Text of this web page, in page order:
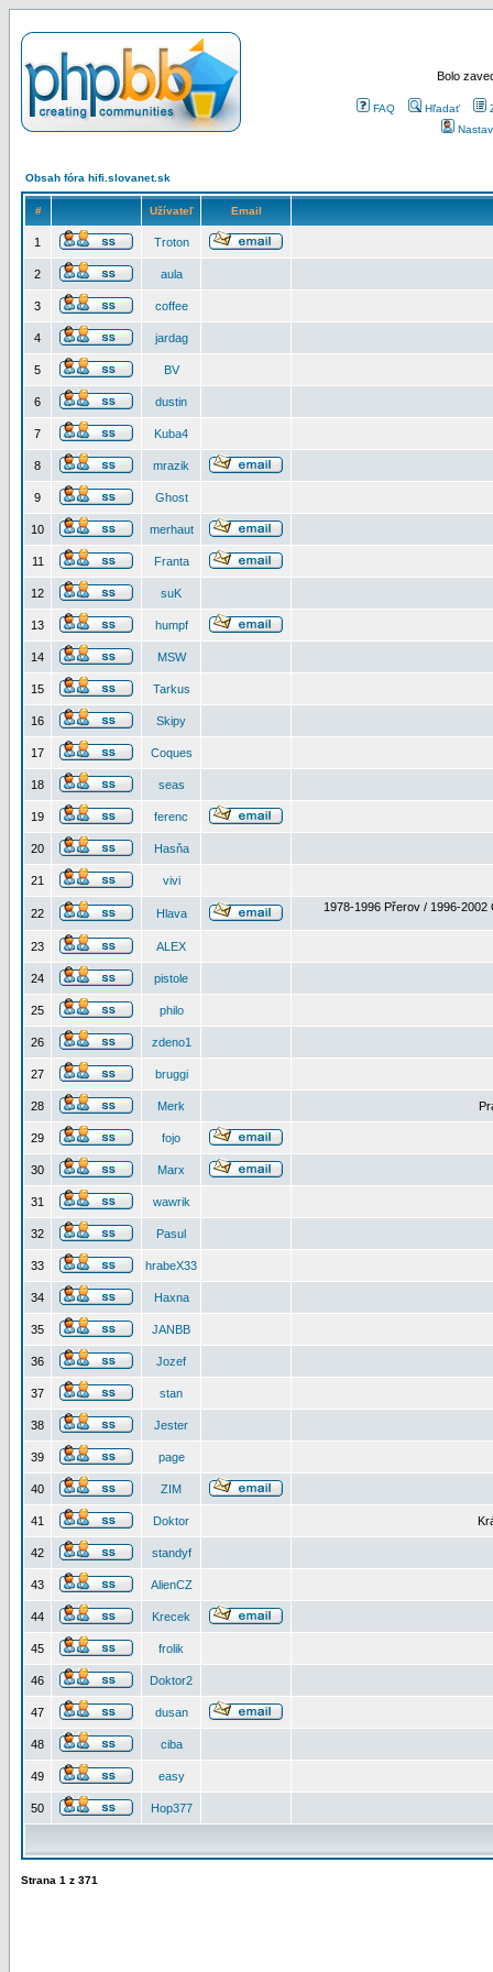
Bolo
FAQ Hľadať
Obsah fóra hifi.slovanet.sk
# Užívateľ Email
1 Troton
2 aula
3 coffee
4 jardag
5 BV
6 dustin
7 Kuba4
8 mrazik
9 Ghost
10 merhaut
11 Franta
12 suK
13 humpf
14 MSW
15 Tarkus
16 Skipy
17 Coques
18 seas
19 ferenc
20 Hasňa
21 vivi
22 Hlava 1978-1996 Přerov / 1996-2002
23 ALEX
24 pistole
25 philo
26 zdeno1
27 bruggi
28 Merk
29 fojo
30 Marx
31 wawrik
32 Pasul
33 hrabeX33
34 Haxna
35 JANBB
36 Jozef
37 stan
38 Jester
39 page
40 ZIM
41 Doktor
42 standyf
43 AlienCZ
44 Krecek
45 frolik
46 Doktor2
47 dusan
48 ciba
49 easy
50 Hop377
Strana 1 z 371